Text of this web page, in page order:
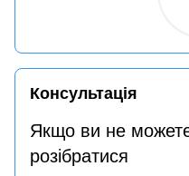
Консультація
Якщо ви не
розібратися